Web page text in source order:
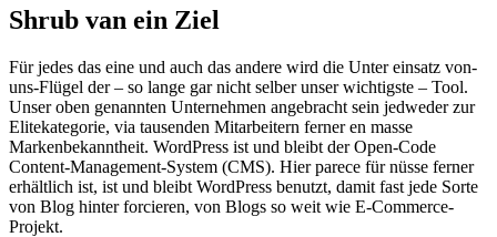
Shrub van ein Ziel
Für jedes das eine und auch das andere wird die Unter einsatz von-
uns-Flügel der – so lange gar nicht selber unser wichtigste – Tool.
Unser oben genannten Unternehmen angebracht sein jedweder zur
Elitekategorie, via tausenden Mitarbeitern ferner en masse
Markenbekanntheit. WordPress ist und bleibt der Open-Code
Content-Management-System (CMS). Hier parece für nüsse ferner
erhältlich ist, ist und bleibt WordPress benutzt, damit fast jede Sorte
von Blog hinter forcieren, von Blogs so weit wie E-Commerce-
Projekt.